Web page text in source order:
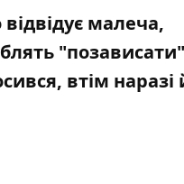
малеча,
втім наразі